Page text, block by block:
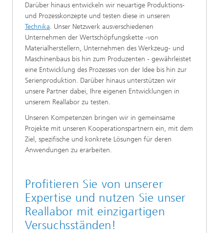
Darüber hinaus entwickeln wir neuartige Produktions-
und Prozesskonzepte und testen diese in unseren
Technika. Unser Netzwerk ausverschiedenen
Unternehmen der Wertschöpfungskette -von
Materialherstellern, Unternehmen des Werkzeug- und
Maschinenbaus bis hin zum Produzenten - gewährleistet
eine Entwicklung des Prozesses von der Idee bis hin zur
Serienproduktion. Darüber hinaus unterstützen wir
unsere Partner dabei, Ihre eigenen Entwicklungen in
unserem Reallabor zu testen.
Unseren Kompetenzen bringen wir in gemeinsame
Projekte mit unseren Kooperationspartnern ein, mit dem
Ziel, spezifische und konkrete Lösungen für deren
Anwendungen zu erarbeiten.
Profitieren Sie von unserer
Expertise und nutzen Sie unser
Reallabor mit einzigartigen
Versuchsständen!